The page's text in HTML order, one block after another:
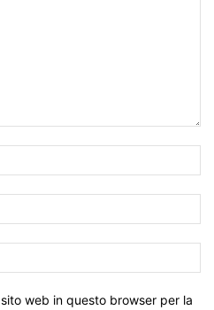
web in questo browser per la